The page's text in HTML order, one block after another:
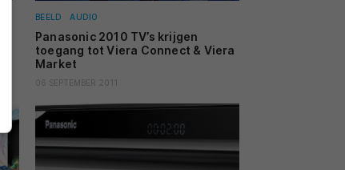
BEELD AUDIO
Panasonic 2010 TV’s krijgen
toegang tot Viera Connect & Viera
Market
06 SEPTEMBER 2011